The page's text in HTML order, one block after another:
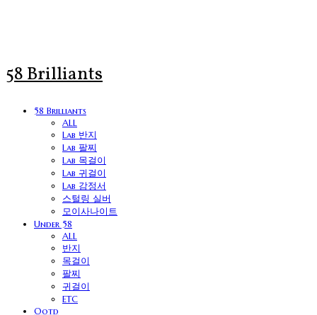
58 Brilliants
58 Brilliants
ALL
Lab 반지
Lab 팔찌
Lab 목걸이
Lab 귀걸이
Lab 감정서
스털링 실버
모이사나이트
Under 58
ALL
반지
목걸이
팔찌
귀걸이
ETC
Ootd